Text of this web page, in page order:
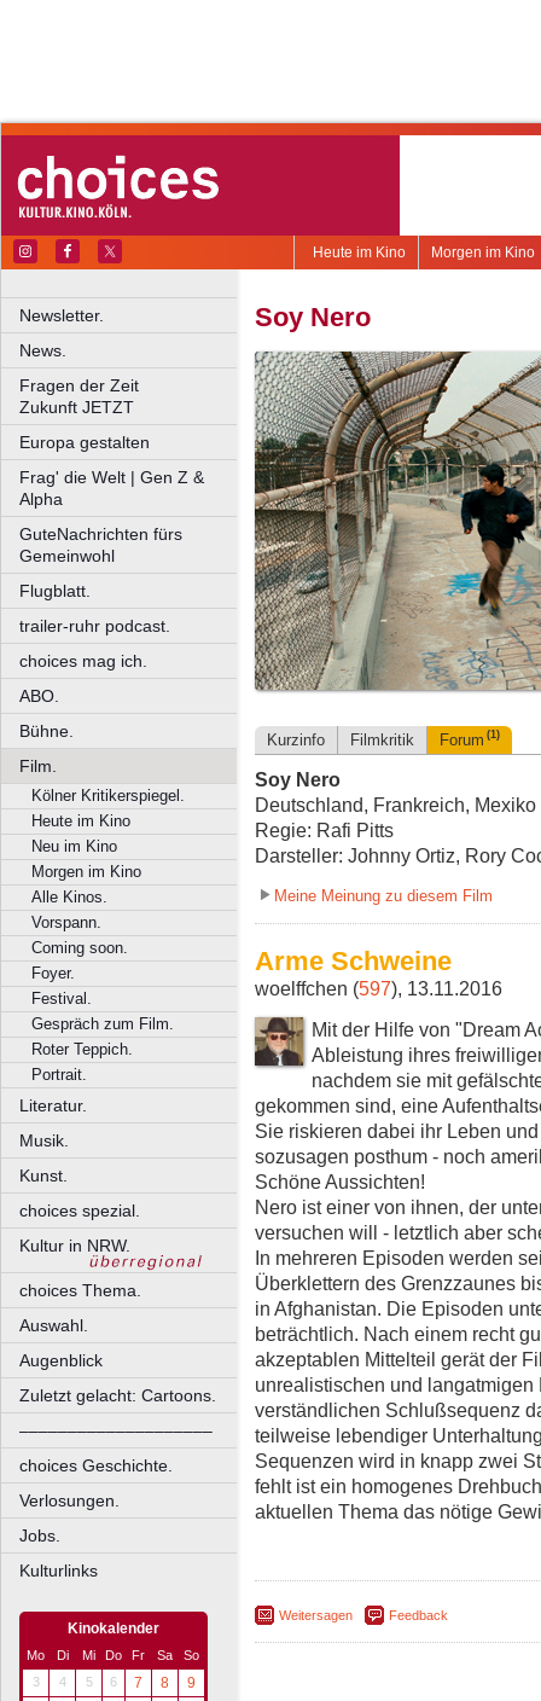
Morgen im Kino
Heute im Kino
Newsletter.
News.
Fragen der Zeit
Zukunft JETZT
Europa gestalten
Frag' die Welt | Gen Z &
Alpha
GuteNachrichten fürs
Gemeinwohl
Flugblatt.
trailer-ruhr podcast.
choices mag ich.
ABO.
Bühne.
Film.
Kölner Kritikerspiegel.
Heute im Kino
Neu im Kino
Morgen im Kino
Alle Kinos.
Vorspann.
Coming soon.
Foyer.
Festival.
Gespräch zum Film.
Roter Teppich.
Portrait.
Literatur.
Musik.
Kunst.
choices spezial.
Kultur in NRW.
choices Thema.
Auswahl.
Augenblick
Zuletzt gelacht: Cartoons.
––––––––––––––––––––
choices Geschichte.
Verlosungen.
Jobs.
Kulturlinks
Kinokalender
Mo Di Mi Do Fr Sa
So
3
4 5 6 7 8
9
Soy Nero
Kurzinfo Filmkritik Forum (1)
Soy Nero
Deutschland, Frankreich,
Regie: Rafi Pitts
Darsteller: Johnny Ortiz, Rory
Meine Meinung zu diesem Film
Arme Schweine
woelffchen (597), 13.11.2016
Mit der Hilfe von "Dream
Ableistung ihres
nachdem sie mit
gekommen sind, eine
Sie riskieren dabei ihr Leben
sozusagen posthum - noch
Schöne Aussichten!
Nero ist einer von ihnen, der
versuchen will - letztlich aber
In mehreren Episoden werden
Überklettern des Grenzzaunes
in Afghanistan. Die Episoden
beträchtlich. Nach einem recht
akzeptablen Mittelteil gerät der
unrealistischen und
verständlichen Schlußsequenz
teilweise lebendiger
Sequenzen wird in knapp zwei
fehlt ist ein homogenes
aktuellen Thema das nötige
Weitersagen Feedback